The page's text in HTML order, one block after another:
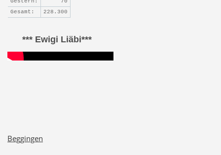
Gesamt:
228.300
*** Ewigi Liäbi***
Beggingen